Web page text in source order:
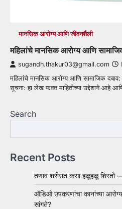
मानसिक आरोग्य आणि जीवनशैली
महिलांचे मानसिक आरोग्य आणि
sugandh.thakur03@gmail.com
महिलांचे मानसिक आरोग्य आणि सामाजिक
सूचना: हा लेख फक्त माहितीच्या उद्देशाने आहे
Search
Recent Posts
तणाव शरीरात कसा हळूहळू शिरतो
ऑडिओ उपकरणांचा कानांच्या
सांगते?